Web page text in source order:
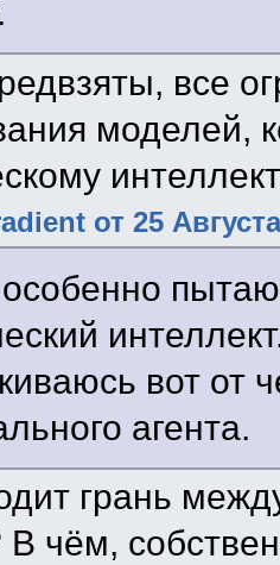
все
моделей,
от 25
вот от
агента.
грань
В чём,